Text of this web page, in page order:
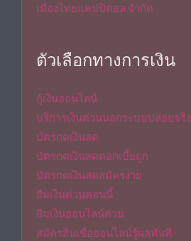
เมืองไทยแคปปิตอล จำกัด
ตัวเลือกทางการเงิน
กู้เงินออนไลน์
บริการเงินด่วนนอกระบบปล่อยจริง
บัตรกดเงินสด
บัตรกดเงินสดดอกเบี้ยถูก
บัตรกดเงินสดสมัครง่าย
ยืมเงินด่วนตอนนี้
ยืมเงินออนไลน์ด่วน
สมัครสินเชื่อออนไลน์รู้ผลทันที